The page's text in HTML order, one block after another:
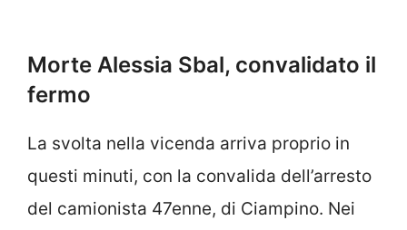
Morte Alessia Sbal, convalidato il
fermo
La svolta nella vicenda arriva proprio in
questi minuti, con la convalida dell’arresto
del camionista 47enne, di Ciampino. Nei